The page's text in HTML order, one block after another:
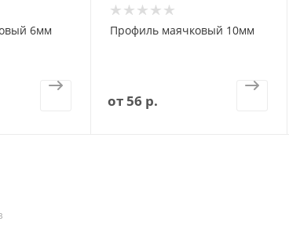
6мм Профиль маячковый 10мм
от56 р.